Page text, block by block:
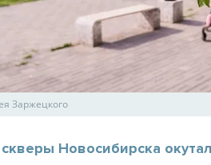
Заржецкого
Новосибирска